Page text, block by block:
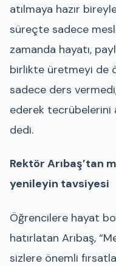
atılmaya hazır
süreçte sadece
zamanda hayatı,
birlikte üretmeyi de
sadece ders
ederek tecrübelerini
dedi.
Rektör Arıbaş’tan
yenileyin tavsiyesi
Öğrencilere hayat
hatırlatan Arıbaş,
sizlere önemli